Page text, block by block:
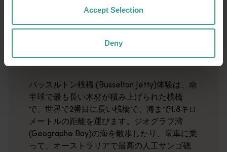
Accept Selection
Deny
01/07
バッスルトン桟橋 (Busselton
Jetty)
バッスルトン桟橋 (Busselton Jetty)体験は、南
半球で最も長い木材が積み上げられた桟橋
で、世界で2番目に長い桟橋で、海まで1.8キロ
メートルの距離を運びます。ジオグラフ湾
(Geographe Bay)の海を散歩したり、電車に乗
って、オーストラリアで最高の人工サンゴ礁